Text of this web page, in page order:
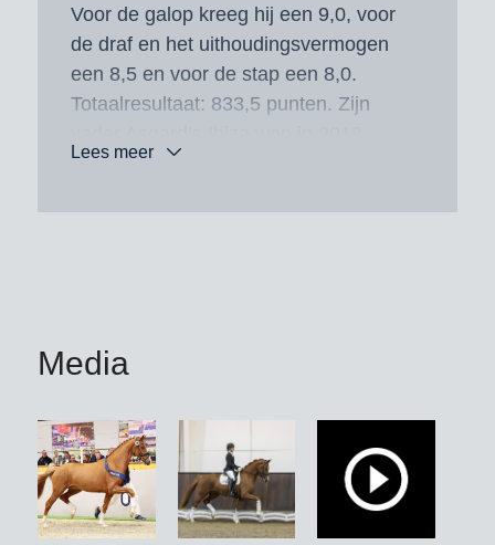
Voor de galop kreeg hij een 9,0, voor
de draf en het uithoudingsvermogen
een 8,5 en voor de stap een 8,0.
Totaalresultaat: 833,5 punten. Zijn
onder Juliane Brunkhorst de Kleine
inmiddels goedgekeurd. Zijn volle zus
Duitse Veulenkampioenschap de
merrieveulenklasse. De halfbroer
Schatzmeister MZ OLD (v. Secret)
behaalde onder Ann-Christin
Lees meer
Media